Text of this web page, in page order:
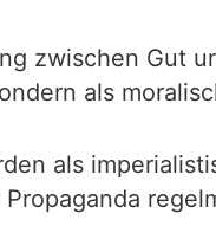
zwischen Gut
als
als